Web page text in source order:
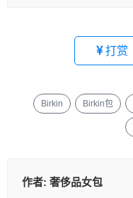
打赏
Birkin Birkin包
作者: 奢侈品女包